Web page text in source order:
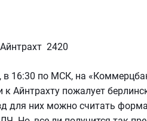
2420
в 16:30 по МСК, на
к Айнтрахту пожалует
для них можно считать